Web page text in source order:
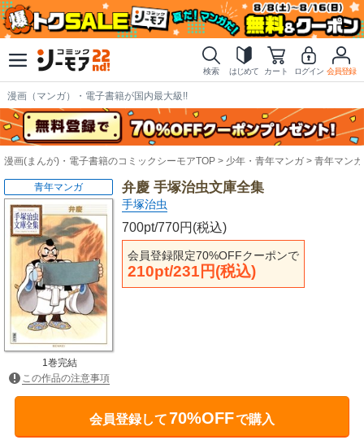
検索 はじめて カート ログイン 会員登録
漫画（マンガ）・電子書籍が国内最大級!!
漫画(まんが)・電子書籍のコミックシーモアTOP 少年・青年マンガ 青年マンガ
弁慶 手塚治虫文庫全集
手塚治虫
700pt/770円(税込)
会員登録限定70%OFFクーポンで
210pt/231円(税込)
青年マンガ
1巻完結
この作品の注意事項
会員登録して70%OFFで購入